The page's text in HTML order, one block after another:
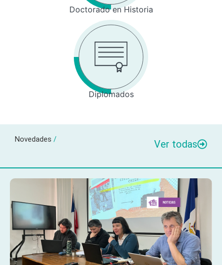
Doctorado en Historia
Diplomados
Novedades / Ver todas